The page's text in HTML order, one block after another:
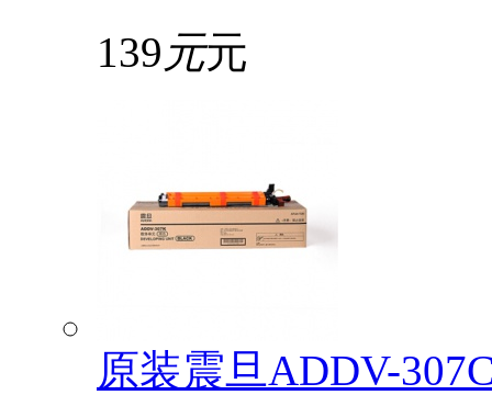
139 元元
原装震旦ADDV-